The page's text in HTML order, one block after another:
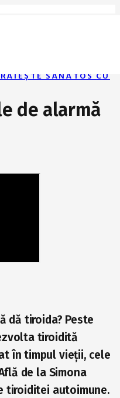
SĂNĂTOS CU
de alarmă
dă tiroida? Peste
tiroidită
în timpul vieții, cele
de la Simona
tiroiditei autoimune.